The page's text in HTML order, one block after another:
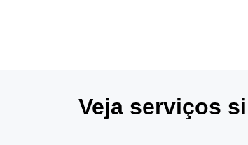
Veja serviços